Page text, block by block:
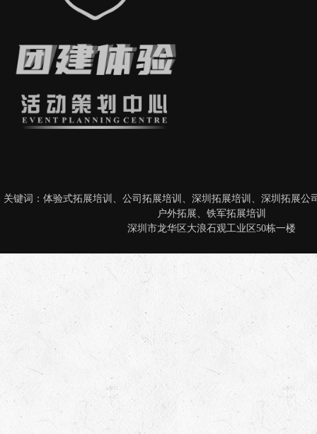
关键词： 体验式拓展培训 公司拓展培训 深圳拓展培训
深圳拓展公
户外拓展
铁军拓展培训
深圳市龙华区大浪石观工业区50栋一楼